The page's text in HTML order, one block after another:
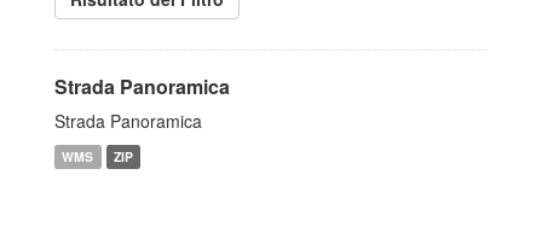
Strada Panoramica
Strada Panoramica
WMS ZIP